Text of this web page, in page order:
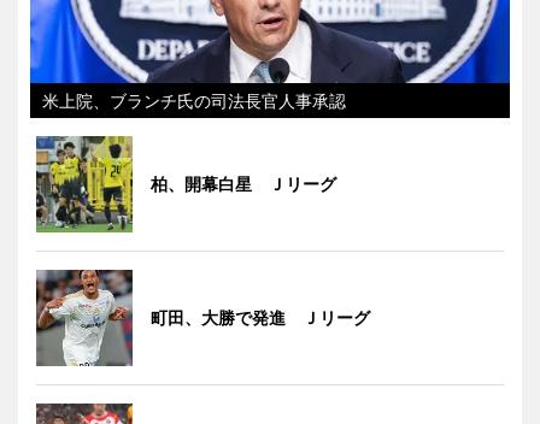
米上院、ブランチ氏の司法長官人事承認
柏、開幕白星 Ｊリーグ
町田、大勝で発進 Ｊリーグ